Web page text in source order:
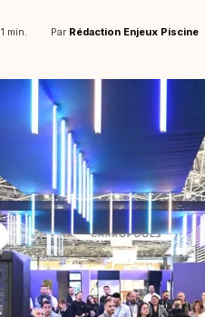
1 min. Par Rédaction Enjeux Piscine